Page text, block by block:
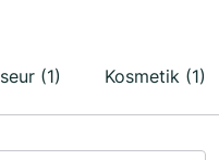
(1) Kosmetik (1)